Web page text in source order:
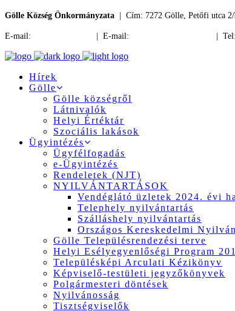
Gölle Község Önkormányzata | Cím: 7272 Gölle, Petőfi utca
E-mail: | E-mail: |
Hírek
Gölle
Gölle községről
Látnivalók
Helyi Értéktár
Szociális lakások
Ügyintézés
Ügyfélfogadás
e-Ügyintézés
Rendeletek (NJT)
NYILVÁNTARTÁSOK
Vendéglátó üzletek 2024. évi
Telephely nyilvántartás
Szálláshely nyilvántartás
Országos Kereskedelmi
Gölle Településrendezési terve
Helyi Esélyegyenlőségi Program
Településképi Arculati Kézikönyv
Képviselő-testületi jegyzőkönyvek
Polgármesteri döntések
Nyilvánosság
Tisztségviselők